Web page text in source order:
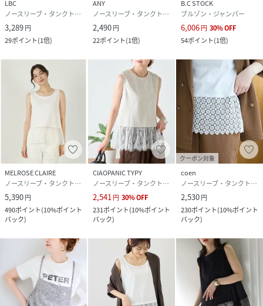
LBC
ノースリーブ・タンクトップ
3,289円
29ポイント(1倍)
ANY
ノースリーブ・タンクトップ
2,490円
22ポイント(1倍)
B.C STOCK
ブルゾン・ジャンパー
6,006円 30%OFF
54ポイント(1倍)
MELROSE CLAIRE
ノースリーブ・タンクトップ
5,390円
490ポイント(10%ポイント
バック)
CIAOPANIC TYPY
ノースリーブ・タンクトップ
2,541円 30%OFF
231ポイント(10%ポイント
バック)
クーポン対象
coen
ノースリーブ・タンクトップ
2,530円
230ポイント(10%ポイント
バック)